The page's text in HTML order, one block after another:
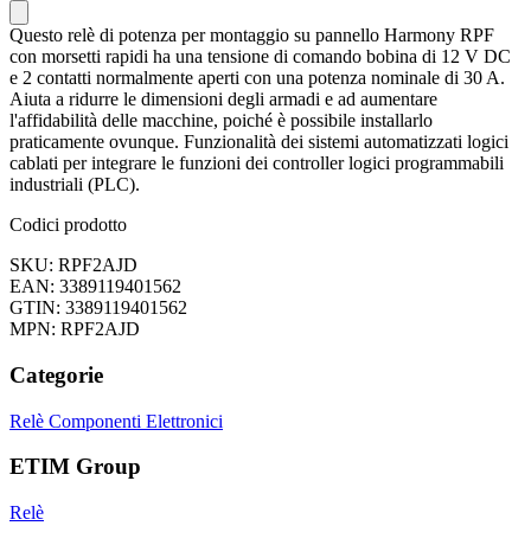
Questo relè di potenza per montaggio su pannello Harmony RPF
con morsetti rapidi ha una tensione di comando bobina di 12 V DC
e 2 contatti normalmente aperti con una potenza nominale di 30 A.
Aiuta a ridurre le dimensioni degli armadi e ad aumentare
l'affidabilità delle macchine, poiché è possibile installarlo
praticamente ovunque. Funzionalità dei sistemi automatizzati logici
cablati per integrare le funzioni dei controller logici programmabili
industriali (PLC).
Codici prodotto
SKU: RPF2AJD
EAN: 3389119401562
GTIN: 3389119401562
MPN: RPF2AJD
Categorie
Relè Componenti Elettronici
ETIM Group
Relè